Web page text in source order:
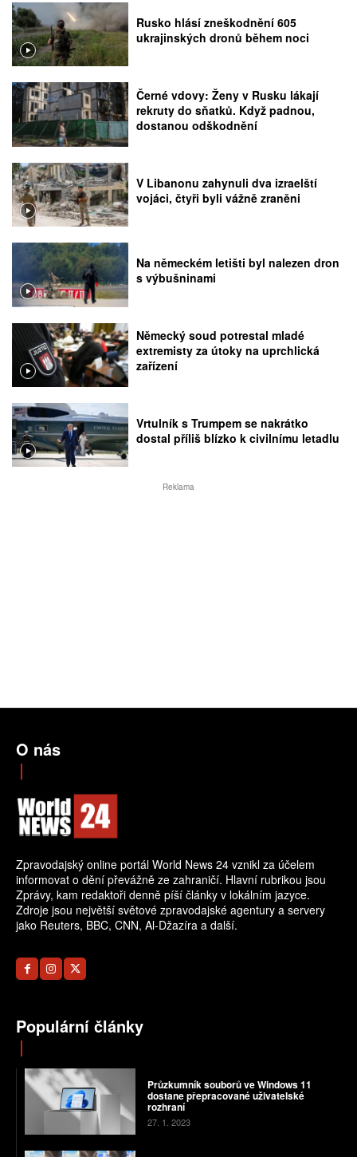
Rusko hlásí zneškodnění 605
ukrajinských dronů během noci
Černé vdovy: Ženy v Rusku lákají
rekruty do sňatků. Když padnou,
dostanou odškodnění
V Libanonu zahynuli dva izraelští
vojáci, čtyři byli vážně zraněni
Na německém letišti byl nalezen dron
s výbušninami
Německý soud potrestal mladé
extremisty za útoky na uprchlická
zařízení
Vrtulník s Trumpem se nakrátko
dostal příliš blízko k civilnímu letadlu
Reklama
O nás
Zpravodajský online portál World News 24 vznikl za účelem
informovat o dění převážně ze zahraničí. Hlavní rubrikou jsou
Zprávy, kam redaktoři denně píší články v lokálním jazyce.
Zdroje jsou největší světové zpravodajské agentury a servery
jako Reuters, BBC, CNN, Al-Džazíra a další.
Populární články
Průzkumník souborů ve Windows 11
dostane přepracované uživatelské
rozhraní
27. 1. 2023